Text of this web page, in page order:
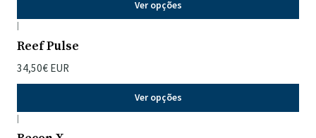
Ver opções
|
Reef Pulse
34,50€ EUR
Ver opções
|